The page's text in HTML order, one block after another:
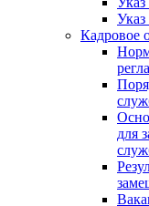
Кадровое
для